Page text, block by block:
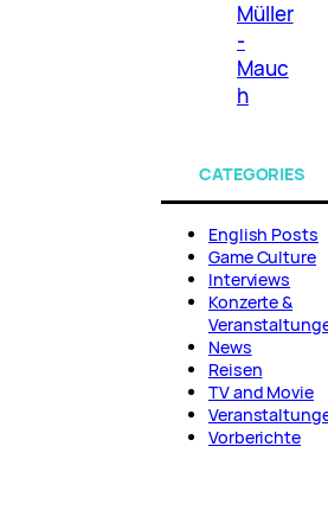
Müller
-
Mauc
h
CATEGORIES
English Posts
Game Culture
Interviews
Konzerte &
News
Reisen
TV and Movie
Vorberichte